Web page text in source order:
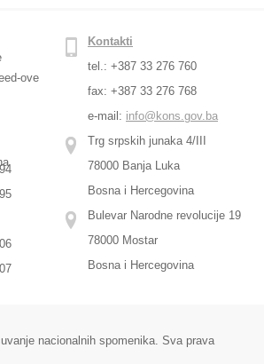
оve
Kontakti
tel.: +387 33 276 760
fax: +387 33 276 768
e-mail: info@kons.gov.ba
Trg srpskih junaka 4/III
78000 Banja Luka
Bosna i Hercegovina
Bulevar Narodne revolucije 19
78000 Mostar
Bosna i Hercegovina
nacionalnih spomenika. Sva prava